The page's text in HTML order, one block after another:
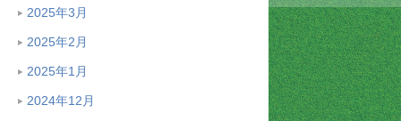
2025年3月
2025年2月
2025年1月
2024年12月